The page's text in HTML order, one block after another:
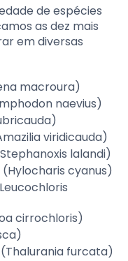
de espécies
as dez mais
em diversas
macroura)
naevius)
viridicauda)
lalandi)
cyanus)
cirrochloris)
furcata)